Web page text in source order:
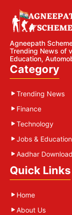
Agneepath
Trending News of
Education,
Category
Trending News
Finance
Technology
Jobs & Education
Aadhar Download
Quick Links
Home
About Us